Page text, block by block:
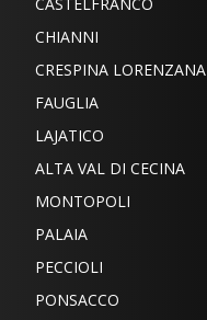
CHIANNI
CRESPINA LORENZANA
FAUGLIA
LAJATICO
ALTA VAL DI CECINA
MONTOPOLI
PALAIA
PECCIOLI
PONSACCO